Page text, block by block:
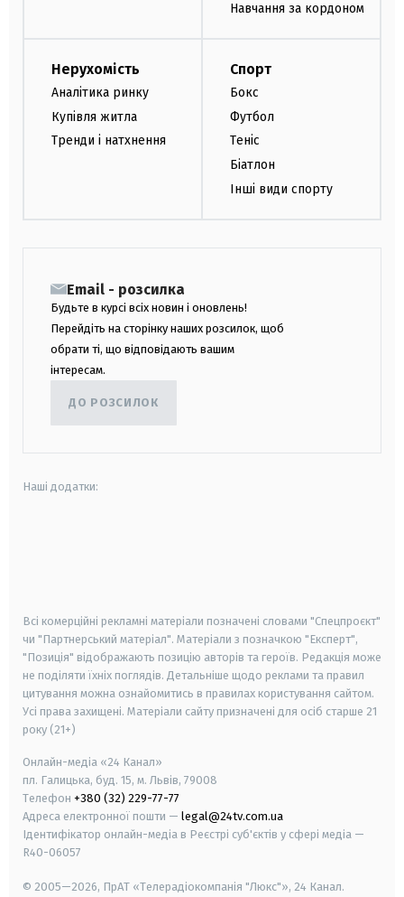
Навчання за кордоном
Нерухомість
Аналітика ринку
Купівля житла
Тренди і натхнення
Спорт
Бокс
Футбол
Теніс
Біатлон
Інші види спорту
Email - розсилка
Будьте в курсі всіх новин і оновлень!
Перейдіть на сторінку наших розсилок, щоб
обрати ті, що відповідають вашим
інтересам.
ДО РОЗСИЛОК
Наші додатки:
Всі комерційні рекламні матеріали позначені словами "Спецпроєкт"
чи "Партнерський матеріал". Матеріали з позначкою "Експерт",
"Позиція" відображають позицію авторів та героїв. Редакція може
не поділяти їхніх поглядів. Детальніше щодо реклами та правил
цитування можна ознайомитись в правилах користування сайтом.
Усі права захищені. Матеріали сайту призначені для осіб старше 21
року (21+)
Онлайн-медіа «24 Канал»
пл. Галицька, буд. 15, м. Львів, 79008
Телефон +380 (32) 229-77-77
Адреса електронної пошти — legal@24tv.com.ua
Ідентифікатор онлайн-медіа в Реєстрі суб'єктів у сфері медіа —
R40-06057
© 2005—2026, ПрАТ «Телерадіокомпанія "Люкс"», 24 Канал.